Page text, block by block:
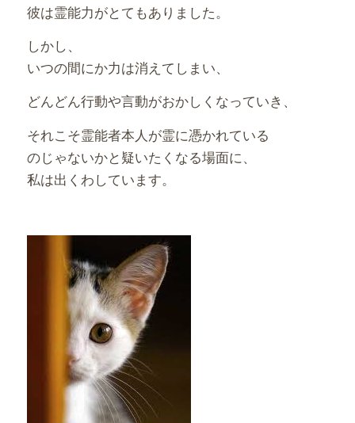
彼は霊能力がとてもありました。
しかし、
いつの間にか力は消えてしまい、
どんどん行動や言動がおかしくなっていき、
それこそ霊能者本人が霊に憑かれている
のじゃないかと疑いたくなる場面に、
私は出くわしています。